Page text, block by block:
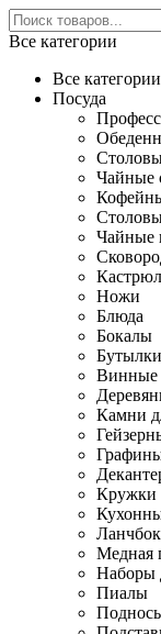
Все категории
Все категории
Посуда
Чайные
Чайные
Ножи
Блюда
Бокалы
Бутылки
Винные
Камни
Кружки
Медная
Наборы
Пиалы